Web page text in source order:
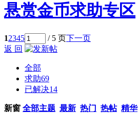
悬赏金币求助专区
12345 / 5 页下一页
返 回
全部
求助69
已解决14
新窗 全部主题 最新 热门 热帖 精华